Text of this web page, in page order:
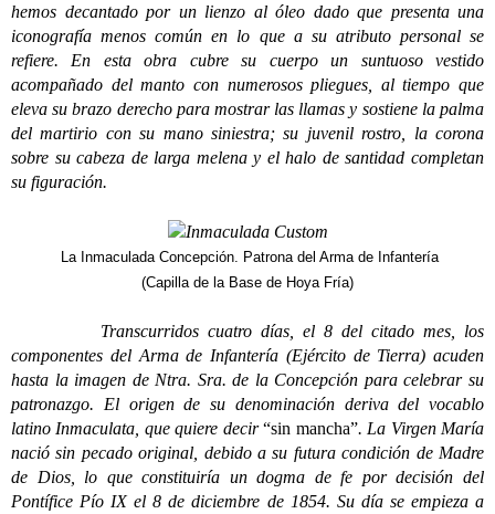
hemos decantado por un lienzo al óleo dado que presenta una
iconografía menos común en lo que a su atributo personal se
refiere. En esta obra cubre su cuerpo un suntuoso vestido
acompañado del manto con numerosos pliegues, al tiempo que
eleva su brazo derecho para mostrar las llamas y sostiene la palma
del martirio con su mano siniestra; su juvenil rostro, la corona
sobre su cabeza de larga melena y el halo de santidad completan
su figuración.
La Inmaculada Concepción. Patrona del Arma de Infantería
(Capilla de la Base de Hoya Fría)
Transcurridos cuatro días, el 8 del citado mes, los
componentes del Arma de Infantería (Ejército de Tierra) acuden
hasta la imagen de Ntra. Sra. de la Concepción para celebrar su
patronazgo. El origen de su denominación deriva del vocablo
latino Inmaculata, que quiere decir“sin mancha”. La Virgen María
nació sin pecado original, debido a su futura condición de Madre
de Dios, lo que constituiría un dogma de fe por decisión del
Pontífice Pío IX el 8 de diciembre de 1854. Su día se empieza a